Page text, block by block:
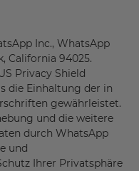
Inc., WhatsApp
California 94025.
Privacy Shield
die Einhaltung der in
gewährleistet.
und die weitere
durch WhatsApp
und
Ihrer Privatsphäre